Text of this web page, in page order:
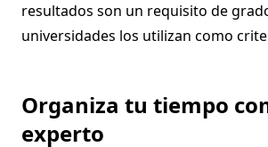
resultados son un requisito de
universidades los utilizan como
Organiza tu tiempo
experto